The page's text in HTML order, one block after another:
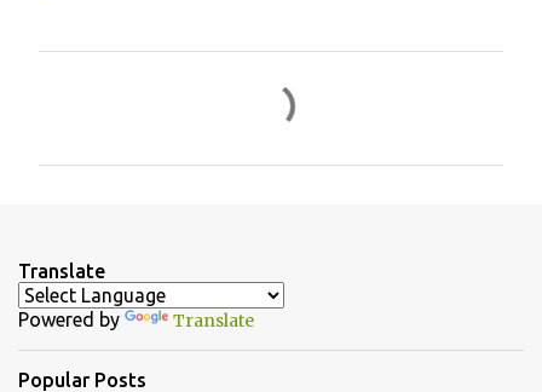
t
s
Translate
Powered by Translate
Popular Posts